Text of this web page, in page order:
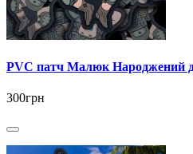
PVC патч Малюк Народжений
300грн